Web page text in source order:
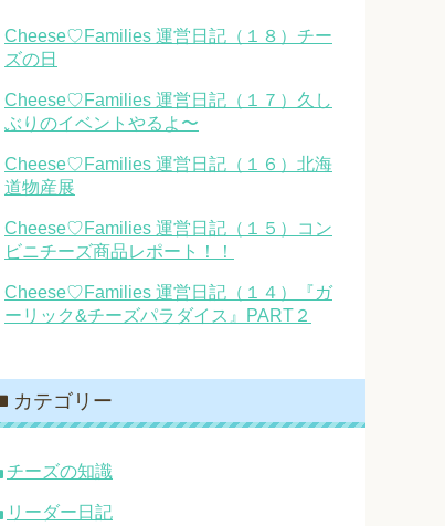
Cheese♡Families 運営日記（１８）チー
ズの日
Cheese♡Families 運営日記（１７）久し
ぶりのイベントやるよ〜
Cheese♡Families 運営日記（１６）北海
道物産展
Cheese♡Families 運営日記（１５）コン
ビニチーズ商品レポート！！
Cheese♡Families 運営日記（１４）『ガ
ーリック&チーズパラダイス』PART２
カテゴリー
チーズの知識
リーダー日記